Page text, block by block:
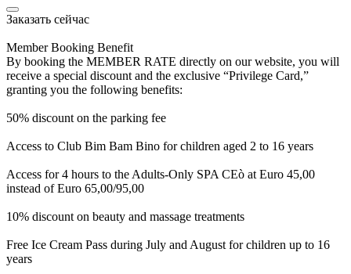
Заказать сейчас
Member Booking Benefit
By booking the MEMBER RATE directly on our website, you will
receive a special discount and the exclusive “Privilege Card,”
granting you the following benefits:
50% discount on the parking fee
Access to Club Bim Bam Bino for children aged 2 to 16 years
Access for 4 hours to the Adults-Only SPA CEò at Euro 45,00
instead of Euro 65,00/95,00
10% discount on beauty and massage treatments
Free Ice Cream Pass during July and August for children up to 16
years